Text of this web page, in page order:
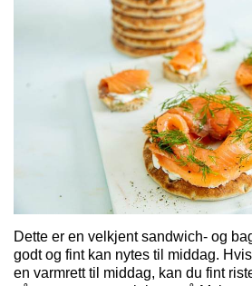
Dette er en velkjent sandwich- og
godt og fint kan nytes til middag.
en varmrett til middag, kan du fint